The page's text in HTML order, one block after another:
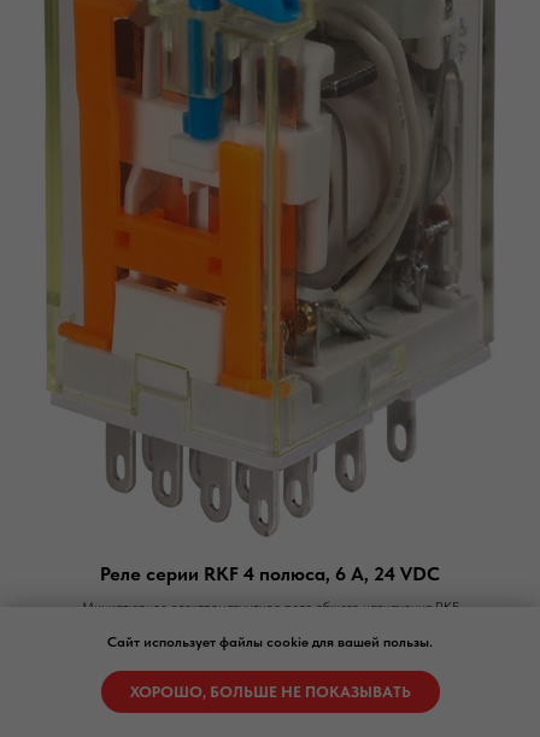
Сайт использует файлы cookie для вашей пользы.
ХОРОШО, БОЛЬШЕ НЕ ПОКАЗЫВАТЬ
Реле серии RKF 4 полюса, 6 А, 24 VDC
Миниатюрное электромагнитное реле общего назначения RKF